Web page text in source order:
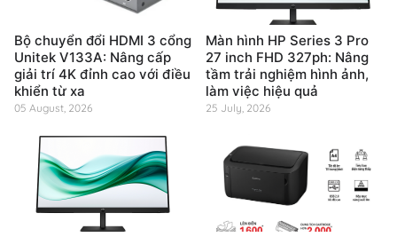
Bộ chuyển đổi HDMI 3 cổng
Unitek V133A: Nâng cấp
giải trí 4K đỉnh cao với điều
khiển từ xa
05 August, 2026
Màn hình HP Series 3 Pro
27 inch FHD 327ph: Nâng
tầm trải nghiệm hình ảnh,
làm việc hiệu quả
25 July, 2026